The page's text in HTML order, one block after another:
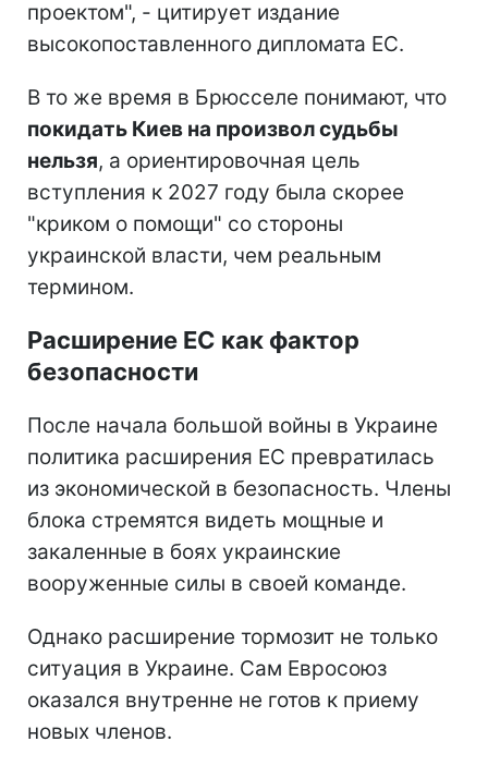
проектом", - цитирует издание
высокопоставленного дипломата ЕС.
В то же время в Брюсселе понимают, что
покидать Киев на произвол судьбы
нельзя, а ориентировочная цель
вступления к 2027 году была скорее
"криком о помощи" со стороны
украинской власти, чем реальным
термином.
Расширение ЕС как фактор
безопасности
После начала большой войны в Украине
политика расширения ЕС превратилась
из экономической в безопасность. Члены
блока стремятся видеть мощные и
закаленные в боях украинские
вооруженные силы в своей команде.
Однако расширение тормозит не только
ситуация в Украине. Сам Евросоюз
оказался внутренне не готов к приему
новых членов.